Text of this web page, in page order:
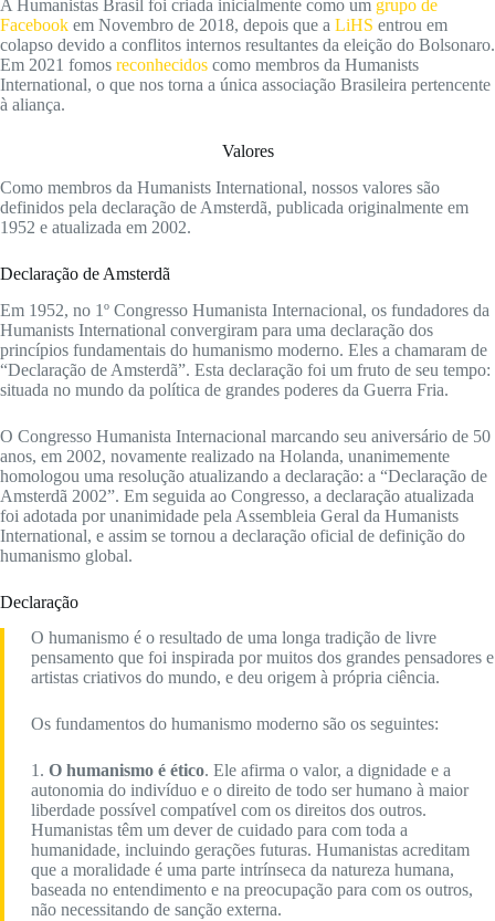
A Humanistas Brasil foi criada inicialmente como um grupo de
Facebook em Novembro de 2018, depois que a LiHS entrou em
colapso devido a conflitos internos resultantes da eleição do Bolsonaro.
Em 2021 fomos reconhecidos como membros da Humanists
International, o que nos torna a única associação Brasileira pertencente
à aliança.
Valores
Como membros da Humanists International, nossos valores são
definidos pela declaração de Amsterdã, publicada originalmente em
1952 e atualizada em 2002.
Declaração de Amsterdã
Em 1952, no 1º Congresso Humanista Internacional, os fundadores da
Humanists International convergiram para uma declaração dos
princípios fundamentais do humanismo moderno. Eles a chamaram de
“Declaração de Amsterdã”. Esta declaração foi um fruto de seu tempo:
situada no mundo da política de grandes poderes da Guerra Fria.
O Congresso Humanista Internacional marcando seu aniversário de 50
anos, em 2002, novamente realizado na Holanda, unanimemente
homologou uma resolução atualizando a declaração: a “Declaração de
Amsterdã 2002”. Em seguida ao Congresso, a declaração atualizada
foi adotada por unanimidade pela Assembleia Geral da Humanists
International, e assim se tornou a declaração oficial de definição do
humanismo global.
Declaração
O humanismo é o resultado de uma longa tradição de livre
pensamento que foi inspirada por muitos dos grandes pensadores e
artistas criativos do mundo, e deu origem à própria ciência.
Os fundamentos do humanismo moderno são os seguintes:
1. O humanismo é ético. Ele afirma o valor, a dignidade e a
autonomia do indivíduo e o direito de todo ser humano à maior
liberdade possível compatível com os direitos dos outros.
Humanistas têm um dever de cuidado para com toda a
humanidade, incluindo gerações futuras. Humanistas acreditam
que a moralidade é uma parte intrínseca da natureza humana,
baseada no entendimento e na preocupação para com os outros,
não necessitando de sanção externa.